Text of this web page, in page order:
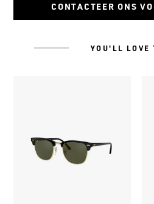
CONTACTEER ONS
YOU'LL LOVE